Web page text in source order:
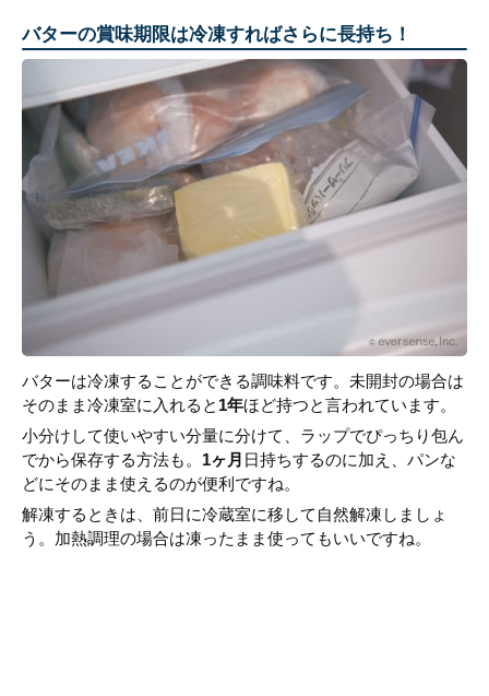
バターの賞味期限は冷凍すればさらに長持ち！
バターは冷凍することができる調味料です。未開封の場合は
そのまま冷凍室に入れると 1年ほど持つと言われています。
小分けして使いやすい分量に分けて、ラップでぴっちり包ん
でから保存する方法も。 1ヶ月 日持ちするのに加え、パンな
どにそのまま使えるのが便利ですね。
解凍するときは、前日に冷蔵室に移して自然解凍しましょ
う。加熱調理の場合は凍ったまま使ってもいいですね。